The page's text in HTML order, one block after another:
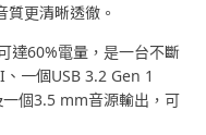
更清晰透徹。
60%電量，是一台不斷
一個USB 3.2 Gen 1
個3.5 mm音源輸出，可